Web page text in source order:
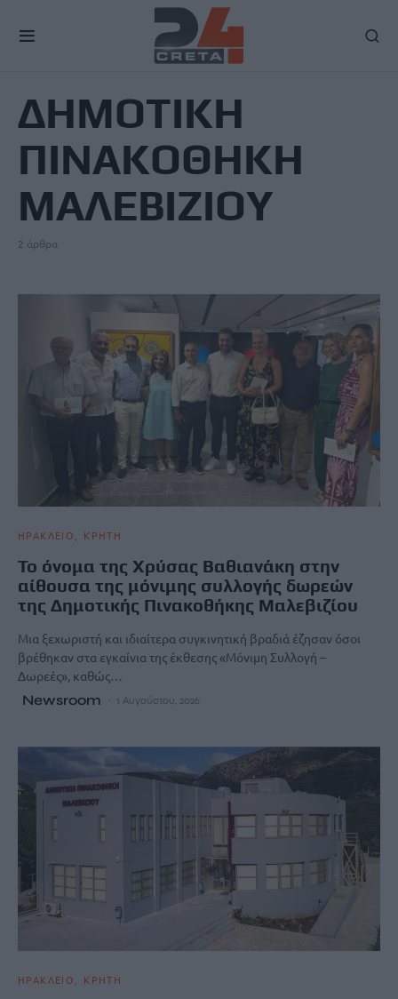
ΔΗΜΟΤΙΚΗ
ΠΙΝΑΚΟΘΗΚΗ
ΜΑΛΕΒΙΖΙΟΥ
2 άρθρα
ΗΡΑΚΛΕΙΟ ΚΡΗΤΗ
Το όνομα της Χρύσας Βαθιανάκη στην
αίθουσα της μόνιμης συλλογής δωρεών
της Δημοτικής Πινακοθήκης Μαλεβιζίου
Μια ξεχωριστή και ιδιαίτερα συγκινητική βραδιά έζησαν όσοι
βρέθηκαν στα εγκαίνια της έκθεσης «Μόνιμη Συλλογή –
Δωρεές», καθώς…
Newsroom 1 Αυγούστου, 2026
ΗΡΑΚΛΕΙΟ ΚΡΗΤΗ